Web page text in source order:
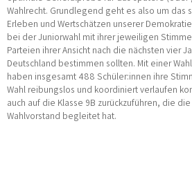
Wahlrecht. Grundlegend geht es also um das
Erleben und Wertschätzen unserer
bei der Juniorwahl mit ihrer jeweiligen
Parteien ihrer Ansicht nach die nächsten vier
Deutschland bestimmen sollten. Mit einer
haben insgesamt 488 Schüler:innen ihre
Wahl reibungslos und koordiniert verlaufen
auch auf die Klasse 9B zurückzuführen, die
Wahlvorstand begleitet hat.